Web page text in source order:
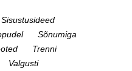
Sisustusideed
Sõnumiga
Trenni
Valgusti